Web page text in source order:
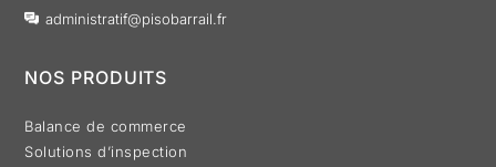
administratif@pisobarrail.fr
NOS PRODUITS
Balance de commerce
Solutions d’inspection